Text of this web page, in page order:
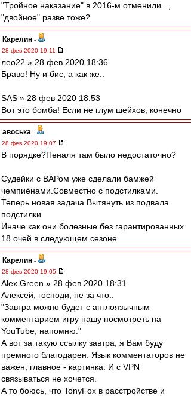
"Тройное наказание" в 2016-м отменили...,
"двойное" разве тоже?
Карелин -
28 фев 2020 19:11
лео22 » 28 фев 2020 18:36
Браво! Ну и бис, а как же..
SAS » 28 фев 2020 18:53
Вот это бомба! Если не глум шейхов, конечно
авоська -
28 фев 2020 19:07
В порядке?Пеналя там было недостаточно?
Судейки с ВАРом уже сделали бамжей
чемпиёнами.Совместно с подстилками.
Теперь новая задача.Вытянуть из подвала
подстилки.
Иначе как они болезные без гарантированных
18 очей в следующем сезоне.
Карелин -
28 фев 2020 19:05
Alex Green » 28 фев 2020 18:31
Алексей, господи, не за что..
"Завтра можно будет с англоязычным
комментарием игру нашу посмотреть на
YouTube, напомню."
А вот за такую ссылку завтра, я Вам буду
премного благодарен. Язык комментаторов не
важен, главное - картинка. И с VPN
связываться не хочется.
А то боюсь, что TonyFox в расстройстве и